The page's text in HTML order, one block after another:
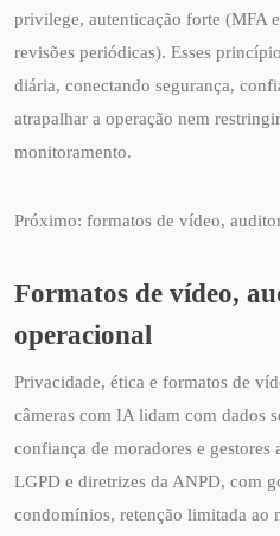
privilege, autenticação forte (MFA
revisões periódicas). Esses
diária, conectando segurança,
atrapalhar a operação nem
monitoramento.
Próximo: formatos de vídeo,
Formatos de vídeo,
operacional
Privacidade, ética e formatos de
câmeras com IA lidam com dados
confiança de moradores e
LGPD e diretrizes da ANPD, com
condomínios, retenção limitada ao